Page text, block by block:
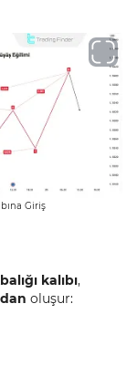
Giriş
kalıbı,
oluşur: